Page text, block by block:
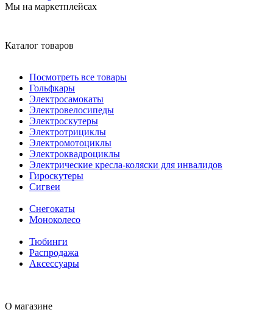
Мы на маркетплейсах
Каталог товаров
Посмотреть все товары
Гольфкары
Электросамокаты
Электровелосипеды
Электроскутеры
Электротрициклы
Электромотоциклы
Электроквадроциклы
Электрические кресла-коляски для инвалидов
Гироскутеры
Сигвеи
Снегокаты
Моноколесо
Тюбинги
Распродажа
Аксессуары
О магазине